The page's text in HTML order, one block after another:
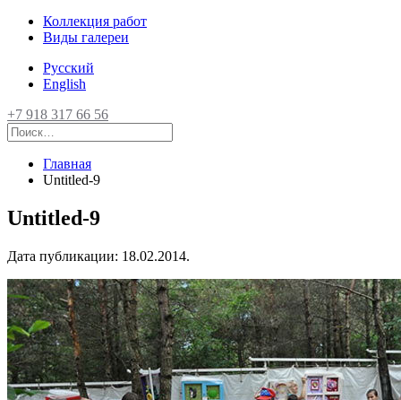
Коллекция работ
Виды галереи
Русский
English
+7 918 317 66 56
Главная
Untitled-9
Untitled-9
Дата публикации: 18.02.2014.